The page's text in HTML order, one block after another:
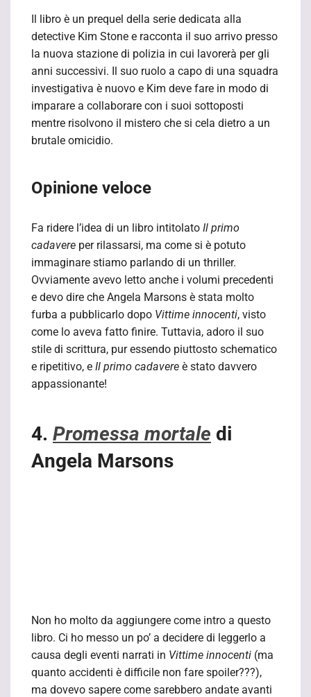
Il libro è un prequel della serie dedicata alla
detective Kim Stone e racconta il suo arrivo presso
la nuova stazione di polizia in cui lavorerà per gli
anni successivi. Il suo ruolo a capo di una squadra
investigativa è nuovo e Kim deve fare in modo di
imparare a collaborare con i suoi sottoposti
mentre risolvono il mistero che si cela dietro a un
brutale omicidio.
Opinione veloce
Fa ridere l’idea di un libro intitolato Il primo
cadavere per rilassarsi, ma come si è potuto
immaginare stiamo parlando di un thriller.
Ovviamente avevo letto anche i volumi precedenti
e devo dire che Angela Marsons è stata molto
furba a pubblicarlo dopo Vittime innocenti, visto
come lo aveva fatto finire. Tuttavia, adoro il suo
stile di scrittura, pur essendo piuttosto schematico
e ripetitivo, e Il primo cadavere è stato davvero
appassionante!
4. Promessa mortale di
Angela Marsons
Non ho molto da aggiungere come intro a questo
libro. Ci ho messo un po’ a decidere di leggerlo a
causa degli eventi narrati in Vittime innocenti (ma
quanto accidenti è difficile non fare spoiler???),
ma dovevo sapere come sarebbero andate avanti